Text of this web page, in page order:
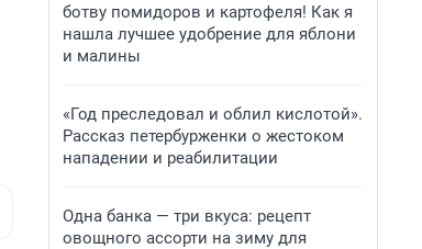
ботву помидоров и картофеля! Как я
нашла лучшее удобрение для яблони
и малины
«Год преследовал и облил кислотой».
Рассказ петербурженки о жестоком
нападении и реабилитации
Одна банка — три вкуса: рецепт
овощного ассорти на зиму для